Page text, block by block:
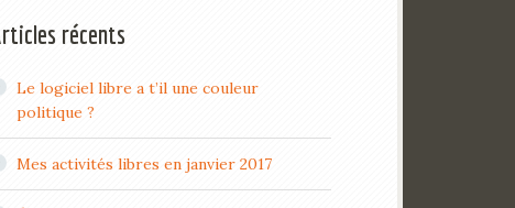
récents
Le logiciel libre a t’il une couleur
politique ?
Mes activités libres en janvier 2017